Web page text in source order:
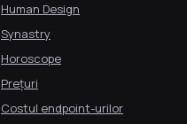
Human Design
Synastry
Horoscope
Prețuri
Costul endpoint-urilor